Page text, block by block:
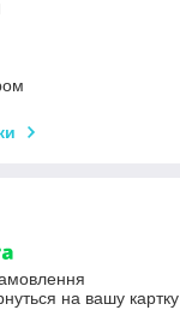
на вашу картку